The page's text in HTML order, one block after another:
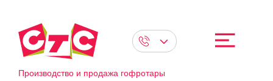
Производство и продажа гофротары